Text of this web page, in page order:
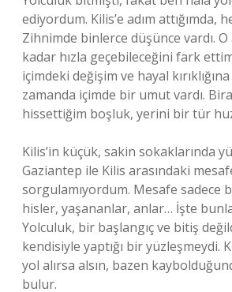
ediyordum. Kilis’e adım attığımda,
Zihnimde binlerce düşünce vardı. O
kadar hızla geçebileceğini fark
içimdeki değişim ve hayal
zamanda içimde bir umut vardı.
hissettiğim boşluk, yerini bir tür
Kilis’in küçük, sakin sokaklarında
Gaziantep ile Kilis arasındaki
sorgulamıyordum. Mesafe sadece
hisler, yaşananlar, anlar… İşte
Yolculuk, bir başlangıç ve bitiş
kendisiyle yaptığı bir yüzleşmeydi.
yol alırsa alsın, bazen
bulur.